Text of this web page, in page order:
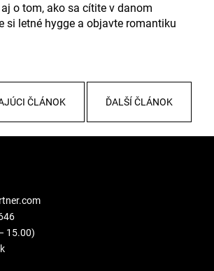
o tom, ako sa cítite v danom
si letné hygge a objavte romantiku
ČLÁNOK ĎALŠÍ ČLÁNOK
15.00)